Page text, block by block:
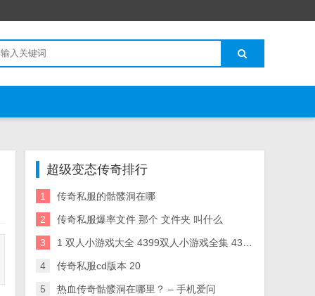
超级变态传奇排行
1 传奇私服的骷髅洞在哪
2 传奇私服爆率文件 那个 文件夹 叫什么
3 1 双人小游戏大全 4399双人小游戏全集 4399小游戏
4 传奇私服cd版本 20
5 热血传奇骷髅洞在哪里？ – 手机爱问